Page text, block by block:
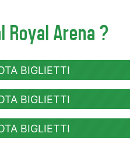
Arena ?
BIGLIETTI
BIGLIETTI
BIGLIETTI